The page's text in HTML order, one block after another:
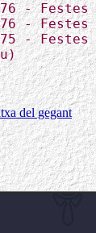
- Festes
- Festes
-
del gegant